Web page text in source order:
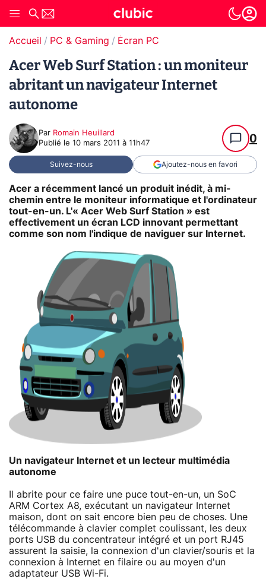
Accueil PC & Gaming Écran PC
Acer Web Surf Station : un moniteur
abritant un navigateur Internet
autonome
Par Romain Heuillard
Publié le 10 mars 2011 à 11h47 0
Suivez-nous Ajoutez-nous en favori
Acer a récemment lancé un produit inédit, à mi-
chemin entre le moniteur informatique et l'ordinateur
tout-en-un. L'« Acer Web Surf Station » est
effectivement un écran LCD innovant permettant
comme son nom l'indique de naviguer sur Internet.
Un navigateur Internet et un lecteur multimédia
autonome
Il abrite pour ce faire une puce tout-en-un, un SoC
ARM Cortex A8, exécutant un navigateur Internet
maison, dont on sait encore bien peu de choses. Une
télécommande à clavier complet coulissant, les deux
ports USB du concentrateur intégré et un port RJ45
assurent la saisie, la connexion d'un clavier/souris et la
connexion à Internet en filaire ou au moyen d'un
adaptateur USB Wi-Fi.